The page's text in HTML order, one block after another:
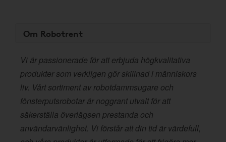
Om Robotrent
Vi är passionerade för att erbjuda högkvalitativa
produkter som verkligen gör skillnad i människors
liv. Vårt sortiment av robotdammsugare och
fönsterputsrobotar är noggrant utvalt för att
säkerställa överlägsen prestanda och
användarvänlighet. Vi förstår att din tid är värdefull,